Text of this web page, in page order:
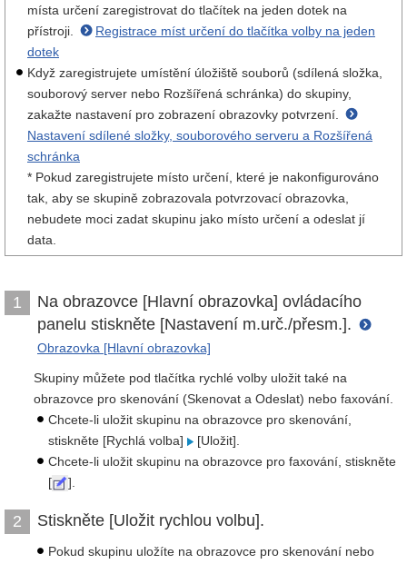
místa určení zaregistrovat do tlačítek na jeden dotek na
přístroji.
Registrace míst určení do tlačítka volby na jeden
dotek
Když zaregistrujete umístění úložiště souborů (sdílená složka,
souborový server nebo Rozšířená schránka) do skupiny,
zakažte nastavení pro zobrazení obrazovky potvrzení.
Nastavení sdílené složky, souborového serveru a Rozšířená
schránka
* Pokud zaregistrujete místo určení, které je nakonfigurováno
tak, aby se skupině zobrazovala potvrzovací obrazovka,
nebudete moci zadat skupinu jako místo určení a odeslat jí
data.
1
Na obrazovce [Hlavní obrazovka] ovládacího
panelu stiskněte [Nastavení m.urč./přesm.].
Obrazovka [Hlavní obrazovka]
Skupiny můžete pod tlačítka rychlé volby uložit také na
obrazovce pro skenování (Skenovat a Odeslat) nebo faxování.
Chcete-li uložit skupinu na obrazovce pro skenování,
stiskněte [Rychlá volba]
[Uložit].
Chcete-li uložit skupinu na obrazovce pro faxování, stiskněte
[
].
2 Stiskněte [Uložit rychlou volbu].
Pokud skupinu uložíte na obrazovce pro skenování nebo